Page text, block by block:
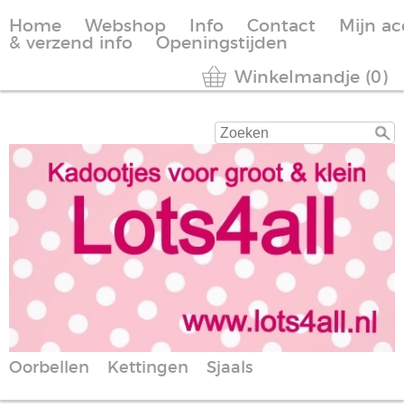
Home Webshop Info Contact
Mijn
& verzend info
Openingstijden
Winkelmandje (0)
Oorbellen Kettingen Sjaals